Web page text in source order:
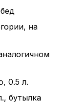
на
0.5 л.
бутылка